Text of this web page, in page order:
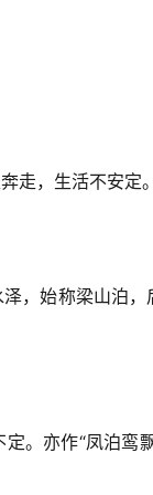
走，生活不安定。
，始称梁山泊，
亦作“凤泊鸾飘